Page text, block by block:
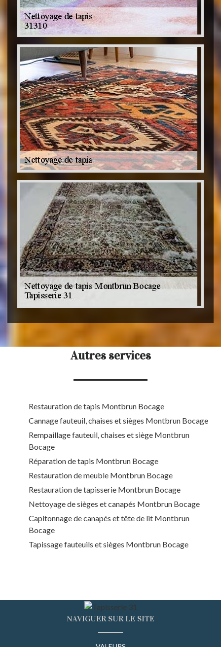
Autres services
Restauration de tapis Montbrun Bocage
Cannage fauteuil, chaises et sièges Montbrun Bocage
Rempaillage fauteuil, chaises et siège Montbrun
Bocage
Réparation de tapis Montbrun Bocage
Restauration de meuble Montbrun Bocage
Restauration de tapisserie Montbrun Bocage
Nettoyage de sièges et canapés Montbrun Bocage
Capitonnage de canapés et tête de lit Montbrun
Bocage
Tapissage fauteuils et sièges Montbrun Bocage
NAVIGUER SUR LE SITE